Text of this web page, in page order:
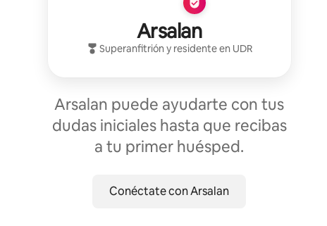
Arsalan
Superanfitrióny residente en UDR
Arsalan puede ayudarte con tus
dudas iniciales hasta que recibas
a tu primer huésped.
Conéctate con Arsalan